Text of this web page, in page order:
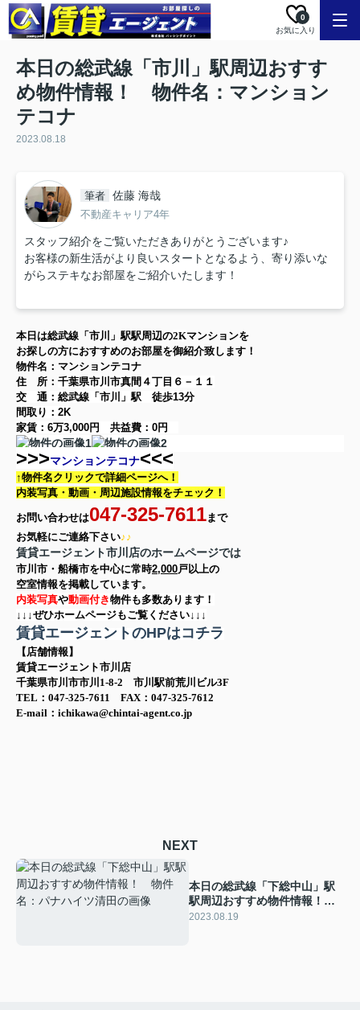
お気に入り
0
本日の総武線「市川」駅周辺おすす
め物件情報！ 物件名：マンション
テコナ
2023.08.18
筆者 佐藤 海哉
不動産キャリア4年
スタッフ紹介をご覧いただきありがとうございます♪
お客様の新生活がより良いスタートとなるよう、寄り添いな
がらステキなお部屋をご紹介いたします！
本日は総武線「市川」駅駅周辺の2Kマンションを
お探しの方におすすめのお部屋を御紹介致します！
物件名：マンションテコナ
住 所： 千葉県市川市真間４丁目６－１１
交 通：総武線「市川」駅 徒歩13分
間取り： 2K
家賃： 6万3,000円 共益費： 0円
>>>マンションテコナ<<<
↑物件名クリックで詳細ページへ！
内装写真・動画・ 周辺施設情報をチェック！
お問い合わせは047-325-7611まで
お気軽にご連絡下さい♪♪
賃貸エージェント市川店のホームページでは
市川市・船橋市を中心に常時2,000戸以上の
空室情報を掲載しています。
内装写真や動画付き物件も多数あります！
↓↓↓ぜひホームページもご覧ください↓↓↓
賃貸エージェントのHPはコチラ
【店舗情報】
賃貸エージェント市川店
千葉県市川市市川1-8-2 市川駅前荒川ビル3F
TEL：047-325-7611 FAX：047-325-7612
E-mail：ichikawa@chintai-agent.co.jp
NEXT
本日の総武線「下総中山」駅
駅周辺おすすめ物件情報！
物件名：パナハイツ清田
2023.08.19